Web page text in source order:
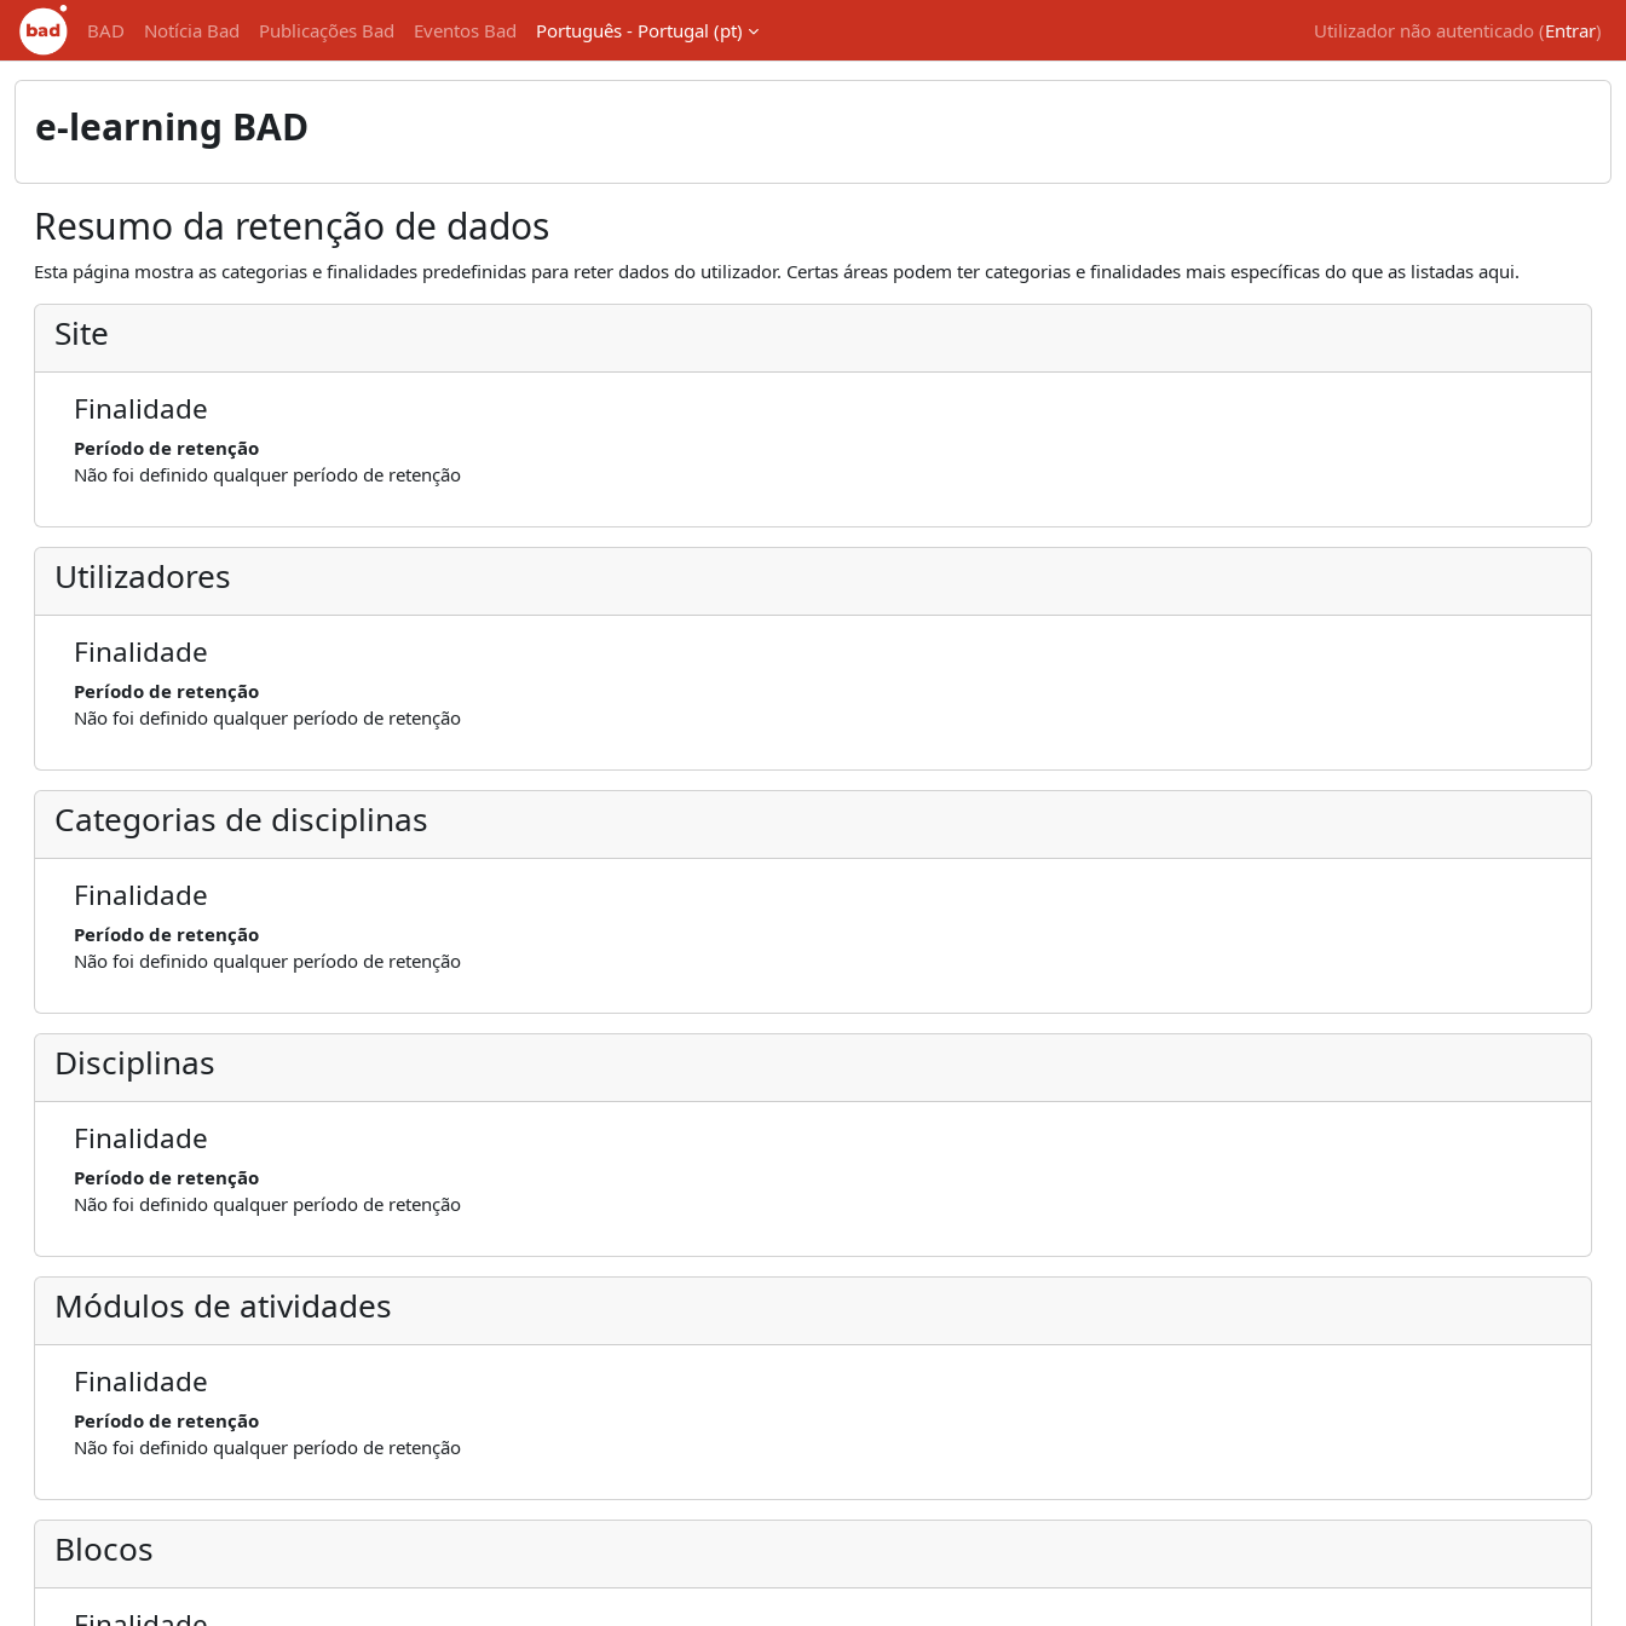
Ir para o conteúdo principal
BAD Notícia Bad Publicações Bad Eventos Bad Português - Portugal ‎(pt)‎ Utilizador não autenticado (Entrar)
e-learning BAD
Resumo da retenção de dados
Esta página mostra as categorias e finalidades predefinidas para reter dados do utilizador. Certas áreas podem ter categorias e finalidades mais específicas do que as listadas aqui.
Site
Finalidade
Período de retenção
Não foi definido qualquer período de retenção
Utilizadores
Finalidade
Período de retenção
Não foi definido qualquer período de retenção
Categorias de disciplinas
Finalidade
Período de retenção
Não foi definido qualquer período de retenção
Disciplinas
Finalidade
Período de retenção
Não foi definido qualquer período de retenção
Módulos de atividades
Finalidade
Período de retenção
Não foi definido qualquer período de retenção
Blocos